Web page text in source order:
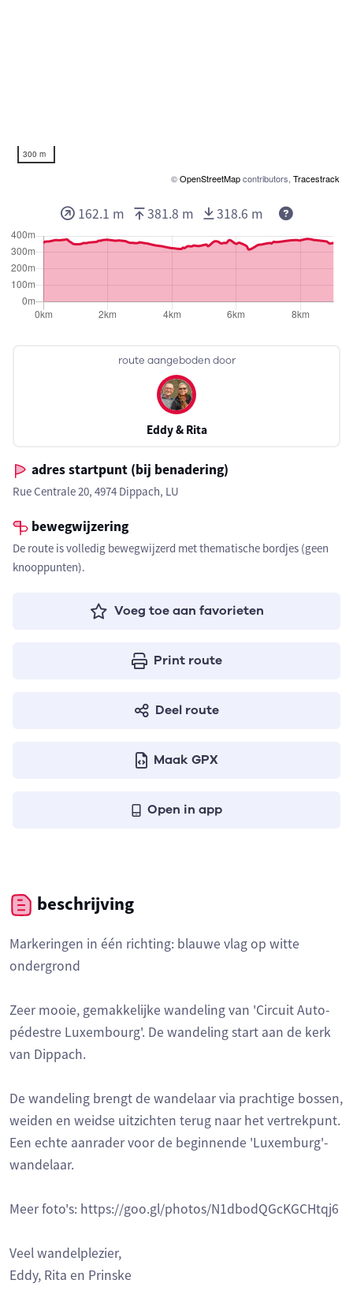
300 m
©OpenStreetMapcontributors, Tracestrack
route aangeboden door
Eddy & Rita
adres startpunt (bij benadering)
Rue Centrale 20, 4974 Dippach, LU
bewegwijzering
De route is volledig bewegwijzerd met thematische bordjes (geen
knooppunten).
Voeg toe aan favorieten
Print route
Deel route
Maak GPX
Open in app
162.1 m 381.8 m 318.6 m
beschrijving
Markeringen in één richting: blauwe vlag op witte
ondergrond
Zeer mooie, gemakkelijke wandeling van 'Circuit Auto-
pédestre Luxembourg'. De wandeling start aan de kerk
van Dippach.
De wandeling brengt de wandelaar via prachtige bossen,
weiden en weidse uitzichten terug naar het vertrekpunt.
Een echte aanrader voor de beginnende 'Luxemburg'-
wandelaar.
Meer foto's: https://goo.gl/photos/N1dbodQGcKGCHtqj6
Veel wandelplezier,
Eddy, Rita en Prinske